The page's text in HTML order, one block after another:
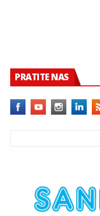
PRATITE NAS